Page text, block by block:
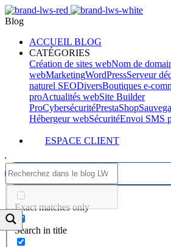
Blog
ACCUEIL BLOG
CATÉGORIES
Création de sites webNom de
webMarketingWordPressServeur
naturel SEODiversBoutiques e-
proActualités webSite Builder
ProCybersécuritéPrestaShop
Hébergeur webSécuritéEnvoi SMS
ESPACE CLIENT
Exact matches only
Search in title